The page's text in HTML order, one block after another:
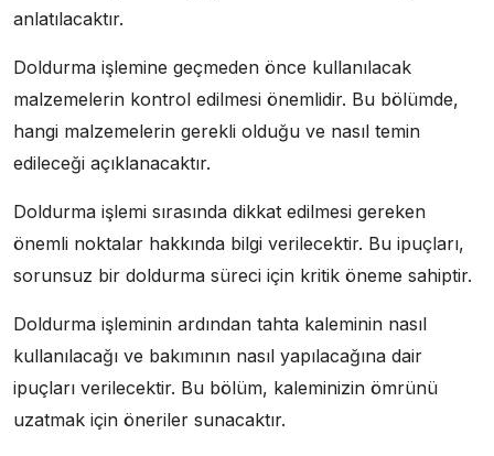
anlatılacaktır.
Doldurma işlemine geçmeden önce kullanılacak
malzemelerin kontrol edilmesi önemlidir. Bu bölümde,
hangi malzemelerin gerekli olduğu ve nasıl temin
edileceği açıklanacaktır.
Doldurma işlemi sırasında dikkat edilmesi gereken
önemli noktalar hakkında bilgi verilecektir. Bu ipuçları,
sorunsuz bir doldurma süreci için kritik öneme sahiptir.
Doldurma işleminin ardından tahta kaleminin nasıl
kullanılacağı ve bakımının nasıl yapılacağına dair
ipuçları verilecektir. Bu bölüm, kaleminizin ömrünü
uzatmak için öneriler sunacaktır.